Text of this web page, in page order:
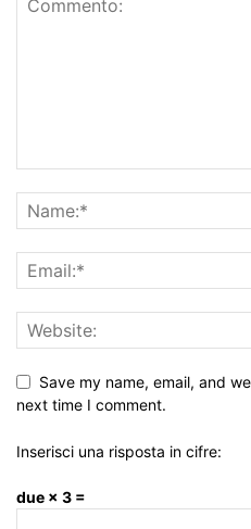
Save my name, email, and
next time I comment.
Inserisci una risposta in cifre:
due × 3 =